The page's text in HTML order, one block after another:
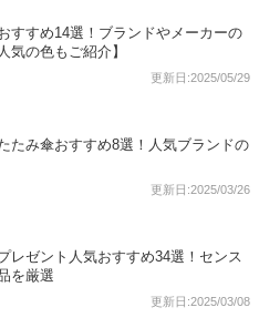
すすめ14選！ブランドやメーカーの
気の色もご紹介】
更新日:2025/05/29
たみ傘おすすめ8選！人気ブランドの
更新日:2025/03/26
レゼント人気おすすめ34選！センス
を厳選
更新日:2025/03/08